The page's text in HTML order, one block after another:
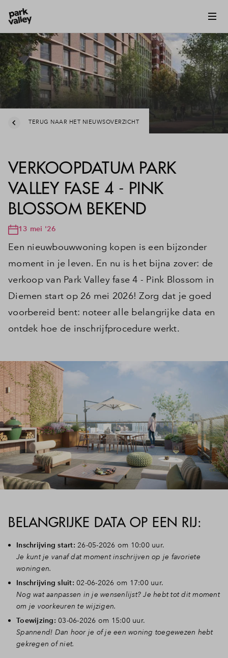
Inloggen
TERUG NAAR HET NIEUWSOVERZICHT
VERKOOPDATUM PARK
VALLEY FASE 4 - PINK
BLOSSOM BEKEND
13 mei '26
Een nieuwbouwwoning kopen is een bijzonder
moment in je leven. En nu is het bijna zover: de
verkoop van Park Valley fase 4 - Pink Blossom in
Diemen start op 26 mei 2026! Zorg dat je goed
voorbereid bent: noteer alle belangrijke data en
ontdek hoe de inschrijfprocedure werkt.
BELANGRIJKE DATA OP EEN RIJ:
Inschrijving start: 26-05-2026 om 10:00 uur.
Je kunt je vanaf dat moment inschrijven op je favoriete
woningen.
Inschrijving sluit: 02-06-2026 om 17:00 uur.
Nog wat aanpassen in je wensenlijst? Je hebt tot dit moment
om je voorkeuren te wijzigen.
Toewijzing: 03-06-2026 om 15:00 uur.
Spannend! Dan hoor je of je een woning toegewezen hebt
gekregen of niet.